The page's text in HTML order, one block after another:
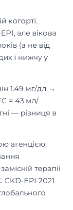
когорті.
але вікова
(а не від
і нижчу у
1.49 мг/дл →
= 43 мл/
— різниця в
агенцією
терапії
CKD-EPI 2021